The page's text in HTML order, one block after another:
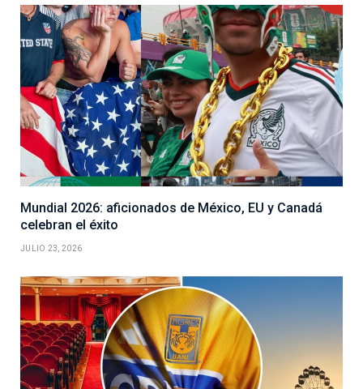
Mundial 2026: aficionados de México, EU y Canadá
celebran el éxito
JULIO 23, 2026